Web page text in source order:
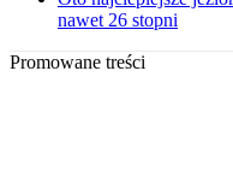
nawet 26 stopni
Promowane treści